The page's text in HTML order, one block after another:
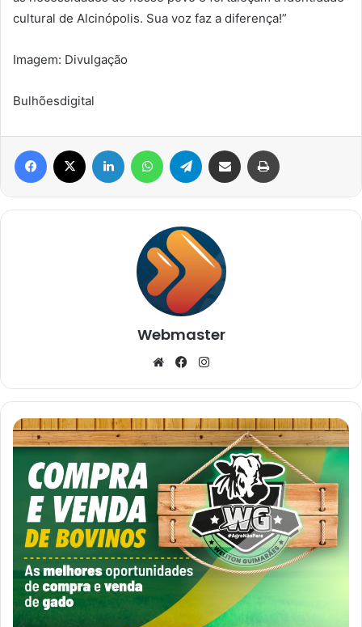
cultural de Alcinópolis. Sua voz faz a diferença!”
Imagem: Divulgação
Bulhõesdigital
Facebook Linkedin WhatsAppTelegram Compartilhar via e-mail
Webmaster
WebsiteFacebook